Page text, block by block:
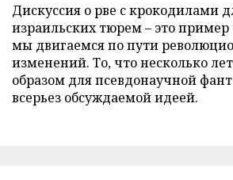
Дискуссия о рве с крокодилами
израильских тюрем – это пример
мы двигаемся по пути
изменений. То, что несколько
образом для псевдонаучной
всерьез обсуждаемой идеей.